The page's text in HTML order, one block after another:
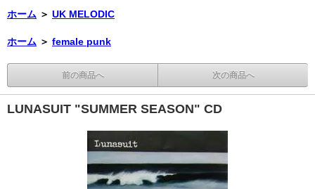
ホーム ＞ UK MELODIC
ホーム ＞ female punk
前の商品へ 次の商品へ
LUNASUIT "SUMMER SEASON" CD